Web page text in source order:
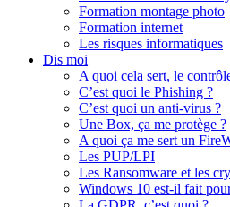
Formation montage photo
Formation internet
Les risques informatiques
Dis moi
A quoi cela sert, le
C’est quoi le Phishing ?
C’est quoi un anti-virus ?
Une Box, ça me protège ?
A quoi ça me sert un
Les PUP/LPI
Les Ransomware et les
Windows 10 est-il fait